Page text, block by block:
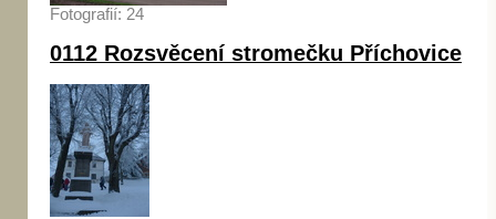
Fotografií: 24
0112 Rozsvěcení stromečku Příchovice